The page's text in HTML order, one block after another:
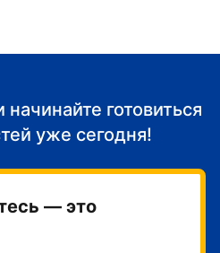
начинайте готовиться
уже сегодня!
— это